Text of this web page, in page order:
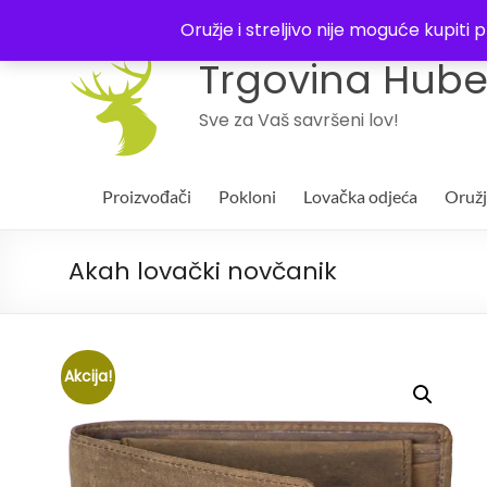
Oružje i streljivo nije moguće kupiti
Trgovina
Sve za Vaš savršeni lov!
Proizvođači Pokloni Lovačka odjeća
Akah lovački novčanik
Akcija!